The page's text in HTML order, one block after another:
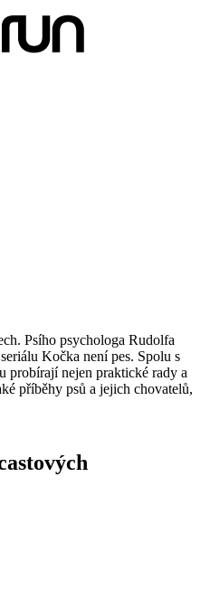
Psího psychologa Rudolfa
Kočka není pes. Spolu s
probírají nejen praktické rady a
příběhy psů a jejich chovatelů,